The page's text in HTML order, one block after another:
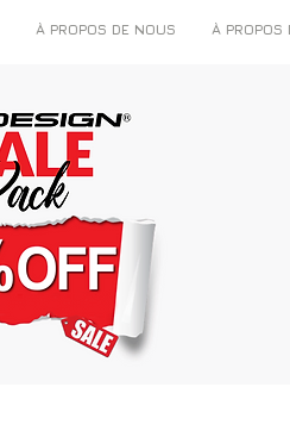
À PROPOS DE NOUS À PROPOS